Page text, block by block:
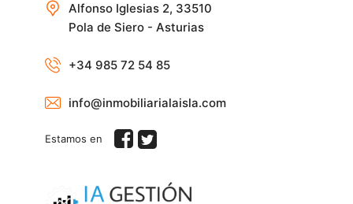
Alfonso Iglesias 2, 33510
Pola de Siero - Asturias
+34 985 72 54 85
info@inmobiliarialaisla.com
Estamos en